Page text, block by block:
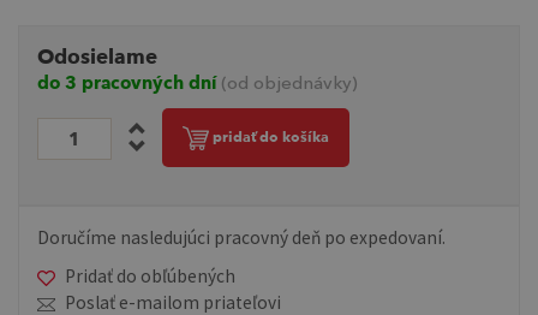
Odosielame
do 3 pracovných dní (od objednávky)
pridať do košíka
Doručíme nasledujúci pracovný deň po expedovaní.
Pridať do obľúbených
Poslať e-mailom priateľovi